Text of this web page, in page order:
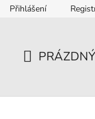
Přihlášení
KOŠÍK